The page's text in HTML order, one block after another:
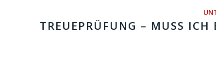
TREUEPRÜFUNG – MUSS ICH